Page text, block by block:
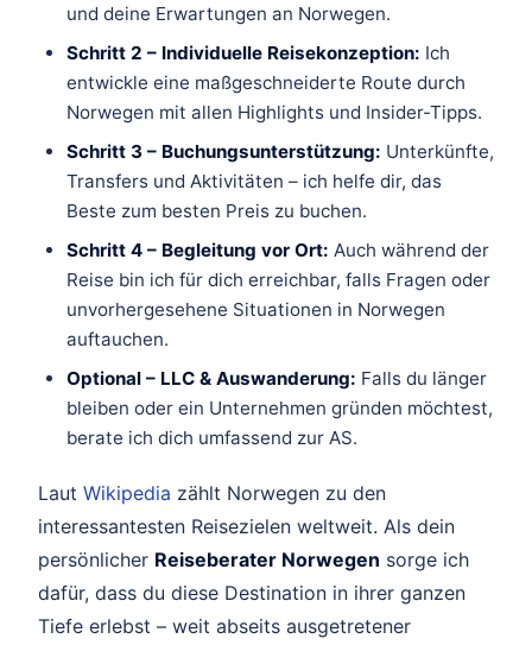
und deine Erwartungen an Norwegen.
Schritt 2 – Individuelle Reisekonzeption: Ich
entwickle eine maßgeschneiderte Route durch
Norwegen mit allen Highlights und Insider-Tipps.
Schritt 3 – Buchungsunterstützung: Unterkünfte,
Transfers und Aktivitäten – ich helfe dir, das
Beste zum besten Preis zu buchen.
Schritt 4 – Begleitung vor Ort: Auch während der
Reise bin ich für dich erreichbar, falls Fragen oder
unvorhergesehene Situationen in Norwegen
auftauchen.
Optional – LLC & Auswanderung: Falls du länger
bleiben oder ein Unternehmen gründen möchtest,
berate ich dich umfassend zur AS.
Laut Wikipedia zählt Norwegen zu den
interessantesten Reisezielen weltweit. Als dein
persönlicher Reiseberater Norwegen sorge ich
dafür, dass du diese Destination in ihrer ganzen
Tiefe erlebst – weit abseits ausgetretener